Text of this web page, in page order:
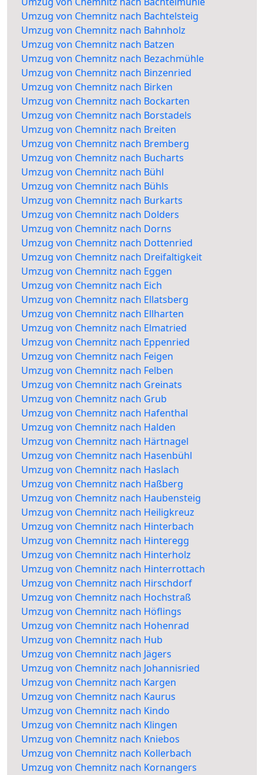
Umzug von Chemnitz nach Bachtelsteig
Umzug von Chemnitz nach Bahnholz
Umzug von Chemnitz nach Batzen
Umzug von Chemnitz nach Bezachmühle
Umzug von Chemnitz nach Binzenried
Umzug von Chemnitz nach Birken
Umzug von Chemnitz nach Bockarten
Umzug von Chemnitz nach Borstadels
Umzug von Chemnitz nach Breiten
Umzug von Chemnitz nach Bremberg
Umzug von Chemnitz nach Bucharts
Umzug von Chemnitz nach Bühl
Umzug von Chemnitz nach Bühls
Umzug von Chemnitz nach Burkarts
Umzug von Chemnitz nach Dolders
Umzug von Chemnitz nach Dorns
Umzug von Chemnitz nach Dottenried
Umzug von Chemnitz nach Dreifaltigkeit
Umzug von Chemnitz nach Eggen
Umzug von Chemnitz nach Eich
Umzug von Chemnitz nach Ellatsberg
Umzug von Chemnitz nach Ellharten
Umzug von Chemnitz nach Elmatried
Umzug von Chemnitz nach Eppenried
Umzug von Chemnitz nach Feigen
Umzug von Chemnitz nach Felben
Umzug von Chemnitz nach Greinats
Umzug von Chemnitz nach Grub
Umzug von Chemnitz nach Hafenthal
Umzug von Chemnitz nach Halden
Umzug von Chemnitz nach Härtnagel
Umzug von Chemnitz nach Hasenbühl
Umzug von Chemnitz nach Haslach
Umzug von Chemnitz nach Haßberg
Umzug von Chemnitz nach Haubensteig
Umzug von Chemnitz nach Heiligkreuz
Umzug von Chemnitz nach Hinterbach
Umzug von Chemnitz nach Hinteregg
Umzug von Chemnitz nach Hinterholz
Umzug von Chemnitz nach Hinterrottach
Umzug von Chemnitz nach Hirschdorf
Umzug von Chemnitz nach Hochstraß
Umzug von Chemnitz nach Höflings
Umzug von Chemnitz nach Hohenrad
Umzug von Chemnitz nach Hub
Umzug von Chemnitz nach Jägers
Umzug von Chemnitz nach Johannisried
Umzug von Chemnitz nach Kargen
Umzug von Chemnitz nach Kaurus
Umzug von Chemnitz nach Kindo
Umzug von Chemnitz nach Klingen
Umzug von Chemnitz nach Kniebos
Umzug von Chemnitz nach Kollerbach
Umzug von Chemnitz nach Kornangers